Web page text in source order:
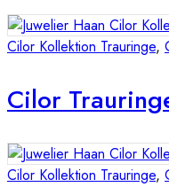
Cilor Kollektion Trauringe,
Cilor
Cilor Kollektion Trauringe,